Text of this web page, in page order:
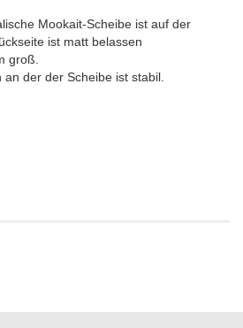
Mookait-Scheibe ist auf der
ist matt belassen
groß.
der der Scheibe ist stabil.